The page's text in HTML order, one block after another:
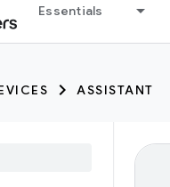
Essentials
ASSISTANT